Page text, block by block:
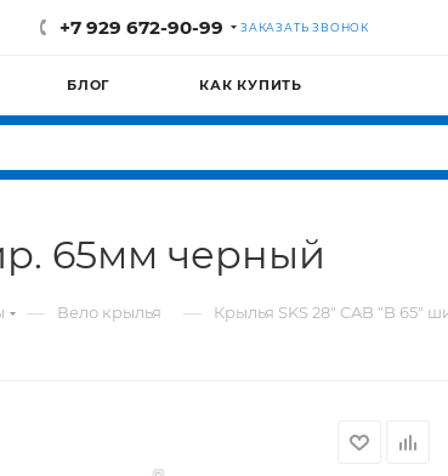
+7 929 672-90-99 ЗАКАЗАТЬ ЗВОНОК
БЛОГ КАК КУПИТЬ
65мм черный
— Вело крылья — Крылья SKS 28" CAB "B 65"